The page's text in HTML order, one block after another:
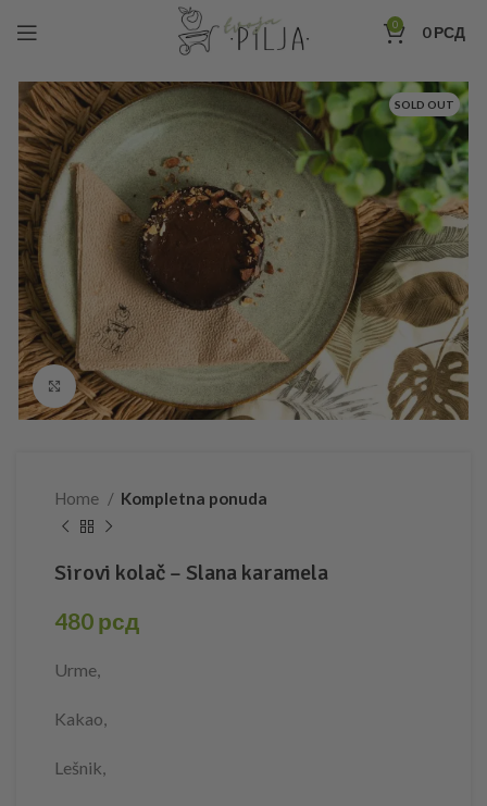
0 0РСД
SOLD OUT
Click to enlarge
Home Kompletna ponuda
Sirovi kolač – Slana karamela
480 рсд
Urme,
Kakao,
Lešnik,